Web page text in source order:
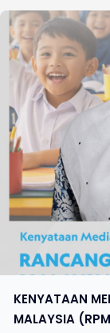
KENYATAAN
MALAYSIA